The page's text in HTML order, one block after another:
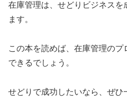
在庫管理は、せどりビジネスを
ます。
この本を読めば、在庫管理の
できるでしょう。
せどりで成功したいなら、ぜひ